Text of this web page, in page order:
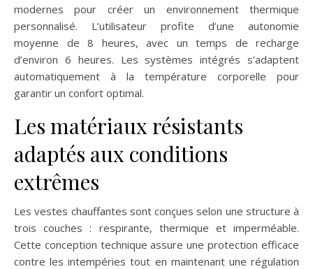
modernes pour créer un environnement thermique
personnalisé. L’utilisateur profite d’une autonomie
moyenne de 8 heures, avec un temps de recharge
d’environ 6 heures. Les systèmes intégrés s’adaptent
automatiquement à la température corporelle pour
garantir un confort optimal.
Les matériaux résistants
adaptés aux conditions
extrêmes
Les vestes chauffantes sont conçues selon une structure à
trois couches : respirante, thermique et imperméable.
Cette conception technique assure une protection efficace
contre les intempéries tout en maintenant une régulation